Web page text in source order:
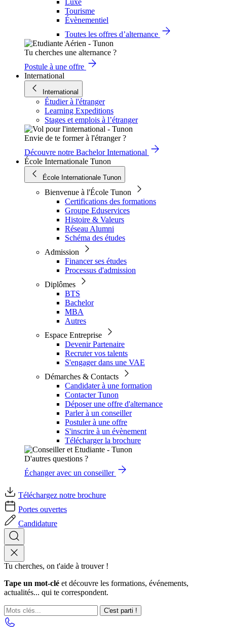
Luxe
Tourisme
Évènementiel
Toutes les offres d’alternance
Tu cherches une alternance ?
Postule à une offre
International
International
Étudier à l'étranger
Learning Expeditions
Stages et emplois à l’étranger
Envie de te former à l'étranger ?
Découvre notre Bachelor International
École Internationale Tunon
École Internationale Tunon
Bienvenue à l'École Tunon
Certifications des formations
Groupe Eduservices
Histoire & Valeurs
Réseau Alumni
Schéma des études
Admission
Financer ses études
Processus d'admission
Diplômes
BTS
Bachelor
MBA
Autres
Espace Entreprise
Devenir Partenaire
Recruter vos talents
S'engager dans une VAE
Démarches & Contacts
Candidater à une formation
Contacter Tunon
Déposer une offre d'alternance
Parler à un conseiller
Postuler à une offre
S'inscrire à un évènement
Télécharger la brochure
D'autres questions ?
Échanger avec un conseiller
Téléchargez notre brochure
Portes ouvertes
Candidature
Tu cherches, on t'aide à trouver !
Tape un mot-clé et découvre les formations, événements,
actualités... qui te correspondent.
C'est parti !